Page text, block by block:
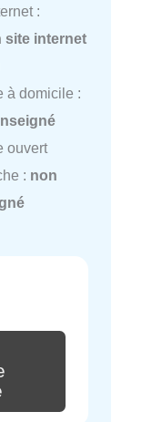
:
site internet
à domicile :
ouvert
: non